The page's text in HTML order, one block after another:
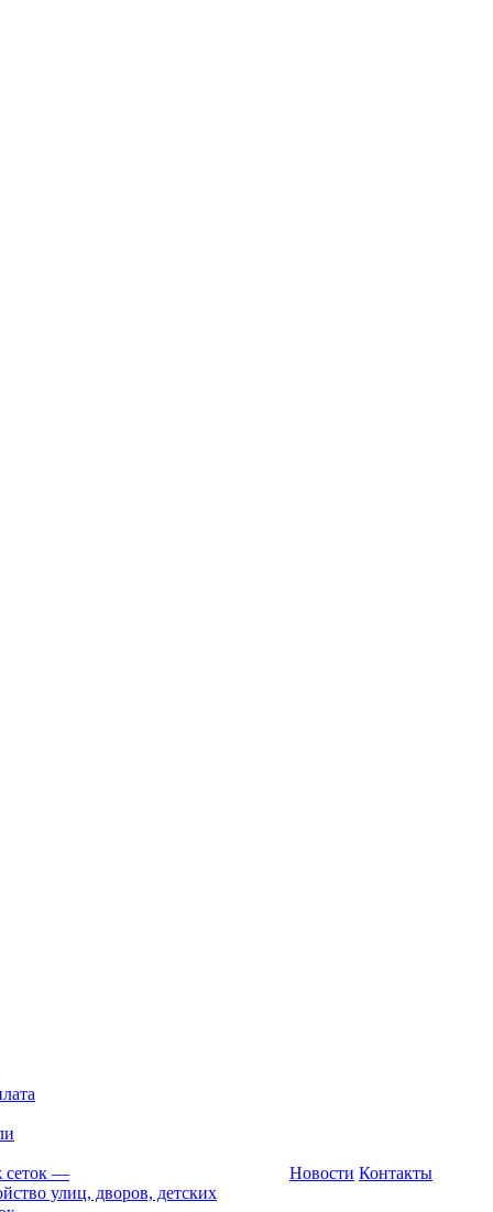
—
улиц, дворов, детских
Новости Контакты